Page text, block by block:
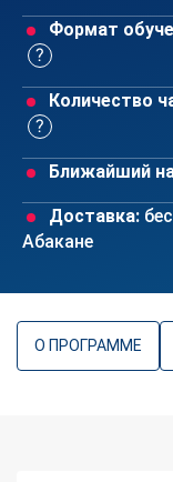
Формат
Количество
Ближайший
Доставка:
Абакане
О ПРОГРАММЕ